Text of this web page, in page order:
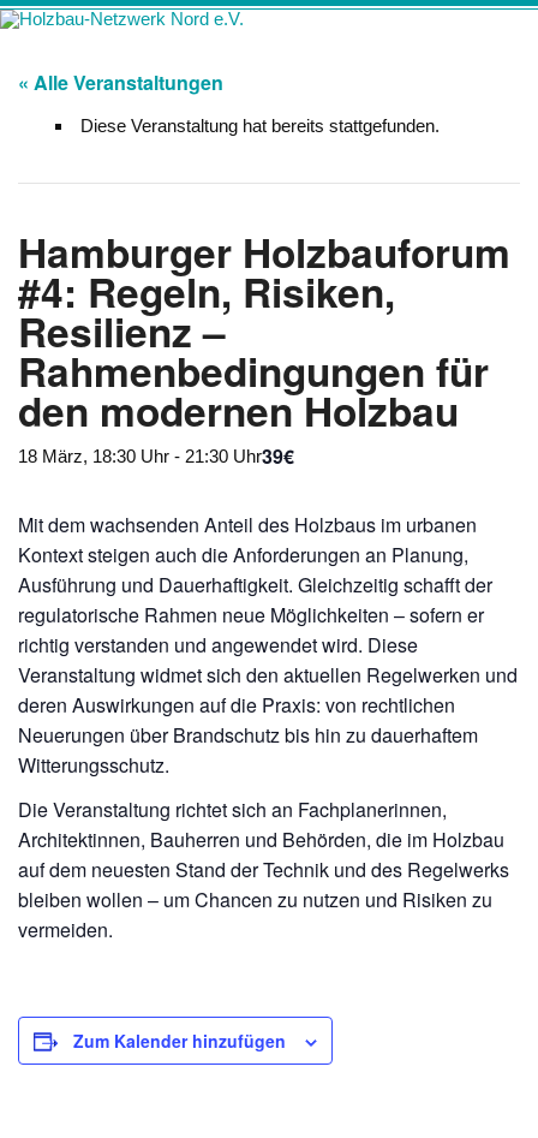
Zum
Inhalt
Holzbau-
Förderung von Bildung im Themenfeld "Holz als klimafreundlicher
« Alle Veranstaltungen
Diese Veranstaltung hat bereits stattgefunden.
Hamburger Holzbauforum
#4: Regeln, Risiken,
Resilienz –
Rahmenbedingungen für
den modernen Holzbau
18 März, 18:30 Uhr - 21:30 Uhr39€
Mit dem wachsenden Anteil des Holzbaus im urbanen
Kontext steigen auch die Anforderungen an Planung,
Ausführung und Dauerhaftigkeit. Gleichzeitig schafft der
regulatorische Rahmen neue Möglichkeiten – sofern er
richtig verstanden und angewendet wird. Diese
Veranstaltung widmet sich den aktuellen Regelwerken und
deren Auswirkungen auf die Praxis: von rechtlichen
Neuerungen über Brandschutz bis hin zu dauerhaftem
Witterungsschutz.
Die Veranstaltung richtet sich an Fachplanerinnen,
Architektinnen, Bauherren und Behörden, die im Holzbau
auf dem neuesten Stand der Technik und des Regelwerks
bleiben wollen – um Chancen zu nutzen und Risiken zu
vermeiden.
Zum Kalender hinzufügen